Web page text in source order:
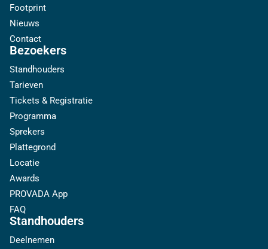
Footprint
Nieuws
Contact
Bezoekers
Standhouders
Tarieven
Tickets & Registratie
Programma
Sprekers
Plattegrond
Locatie
Awards
PROVADA App
FAQ
Standhouders
Deelnemen